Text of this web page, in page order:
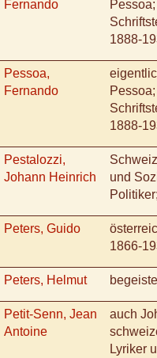
Fernando
1888-
Pessoa,
Fernando
1888-
Pestalozzi,
Johann Heinrich
und
Peters, Guido
1866-
Peters, Helmut
Petit-Senn, Jean
Antoine
auch
Lyriker